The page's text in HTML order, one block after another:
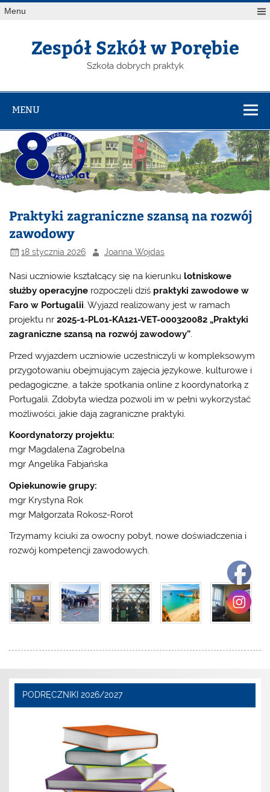
Menu
Zespół Szkół w Porębie
Szkoła dobrych praktyk
MENU
Praktyki zagraniczne szansą na rozwój
zawodowy
18 stycznia 2026 Joanna Wojdas
Nasi uczniowie kształcący się na kierunku lotniskowe
służby operacyjne rozpoczęli dziś praktyki zawodowe w
Faro w Portugalii. Wyjazd realizowany jest w ramach
projektu nr2025-1-PL01-KA121-VET-000320082„Praktyki
zagraniczne szansą na rozwój zawodowy”.
Przed wyjazdem uczniowie uczestniczyli w kompleksowym
przygotowaniu obejmującym zajęcia językowe, kulturowe i
pedagogiczne, a także spotkania online z koordynatorką z
Portugalii. Zdobyta wiedza pozwoli im w pełni wykorzystać
możliwości, jakie dają zagraniczne praktyki.
Koordynatorzy projektu:
mgr Magdalena Zagrobelna
mgr Angelika Fabjańska
Opiekunowie grupy:
mgr Krystyna Rok
mgr Małgorzata Rokosz-Rorot
Trzymamy kciuki za owocny pobyt, nowe doświadczenia i
rozwój kompetencji zawodowych.
PODRĘCZNIKI 2026/2027